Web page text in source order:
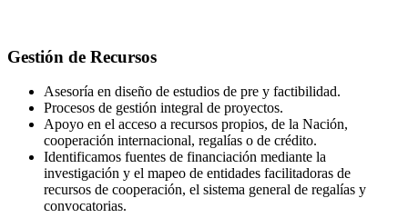
Gestión de Recursos
Asesoría en diseño de estudios de pre y factibilidad.
Procesos de gestión integral de proyectos.
Apoyo en el acceso a recursos propios, de la Nación,
cooperación internacional, regalías o de crédito.
Identificamos fuentes de financiación mediante la
investigación y el mapeo de entidades facilitadoras de
recursos de cooperación, el sistema general de regalías y
convocatorias.